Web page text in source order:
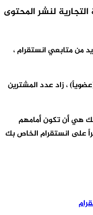
لنشر المحتوى
متابعي انستقرام ،
، زاد عدد المشترين
هي أن تكون أمامهم
على انستقرام الخاص بك